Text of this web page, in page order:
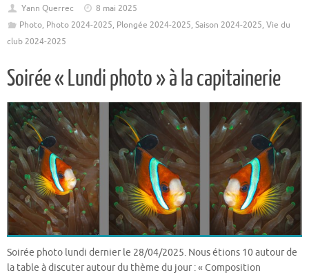
Yann Querrec
8 mai 2025
Photo, Photo 2024-2025, Plongée 2024-2025, Saison 2024-2025, Vie du
club 2024-2025
Soirée « Lundi photo » à la capitainerie
Soirée photo lundi dernier le 28/04/2025. Nous étions 10 autour de
la table à discuter autour du thème du jour : « Composition